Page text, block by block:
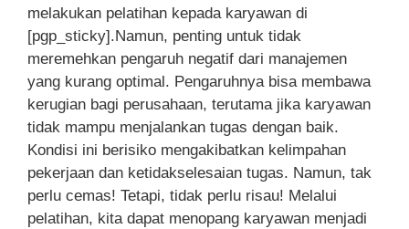
melakukan pelatihan kepada karyawan di
[pgp_sticky].Namun, penting untuk tidak
meremehkan pengaruh negatif dari manajemen
yang kurang optimal. Pengaruhnya bisa membawa
kerugian bagi perusahaan, terutama jika karyawan
tidak mampu menjalankan tugas dengan baik.
Kondisi ini berisiko mengakibatkan kelimpahan
pekerjaan dan ketidakselesaian tugas. Namun, tak
perlu cemas! Tetapi, tidak perlu risau! Melalui
pelatihan, kita dapat menopang karyawan menjadi